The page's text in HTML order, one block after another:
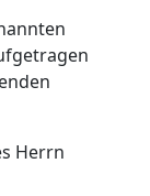
Herrn